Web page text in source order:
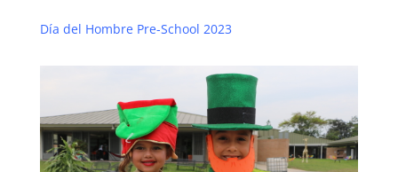
Día del Hombre Pre-School 2023